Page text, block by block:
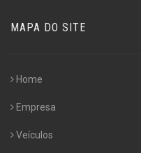
MAPA DO SITE
Home
Empresa
Veículos